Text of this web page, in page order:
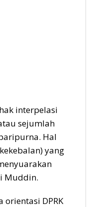
interpelasi
sejumlah
Hal
yang
Muddin.
DPRK